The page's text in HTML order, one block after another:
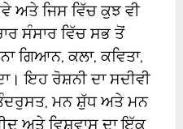
ਅਤੇ ਜਿਸ ਵਿੱਚ ਕੁਝ ਵੀ
ਸੰਸਾਰ ਵਿੱਚ ਸਭ ਤੋਂ
ਗਿਆਨ, ਕਲਾ, ਕਵਿਤਾ,
ਇਹ ਰੋਸ਼ਨੀ ਦਾ ਸਦੀਵੀ
ਮਨ ਸ਼ੁੱਧ ਅਤੇ ਮਨ
ਅਤੇ ਵਿਸ਼ਵਾਸ ਦਾ ਇੱਕ